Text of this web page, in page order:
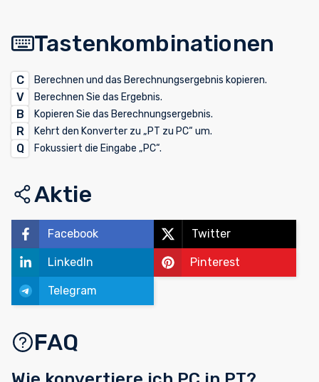
Tastenkombinationen
C Berechnen und das Berechnungsergebnis kopieren.
V Berechnen Sie das Ergebnis.
B Kopieren Sie das Berechnungsergebnis.
R Kehrt den Konverter zu „PT zu PC“ um.
Q Fokussiert die Eingabe „PC“.
Aktie
Facebook Twitter
LinkedIn Pinterest
Telegram
FAQ